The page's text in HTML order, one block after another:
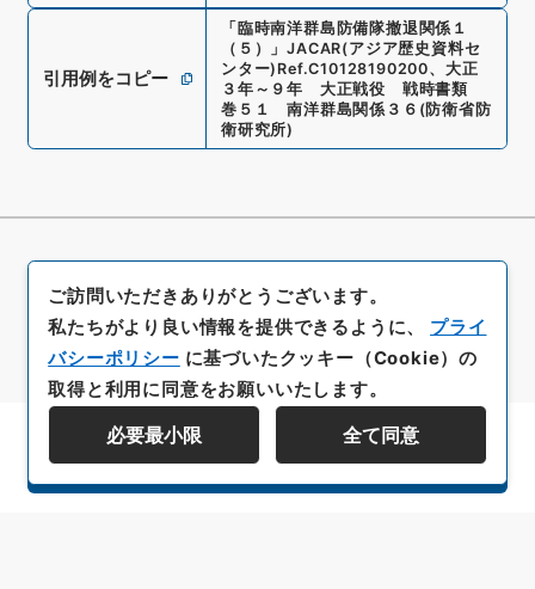
引用例をコピー
「 臨時南洋群島防備隊撤退関係１
（５）
」JACAR(アジア歴史資料セ
ンター) Ref.C10128190200、 大正
３年～９年 大正戦役 戦時書類
巻５１ 南洋群島関係３６ (防衛省防
衛研究所)
資料群階層を表示する
ご訪問いただきありがとうございます。
私たちがより良い情報を提供できるように、 プライ
バシーポリシー に基づいたクッキー（Cookie）の
取得と利用に同意をお願いいたします。
必要最小限 全て同意